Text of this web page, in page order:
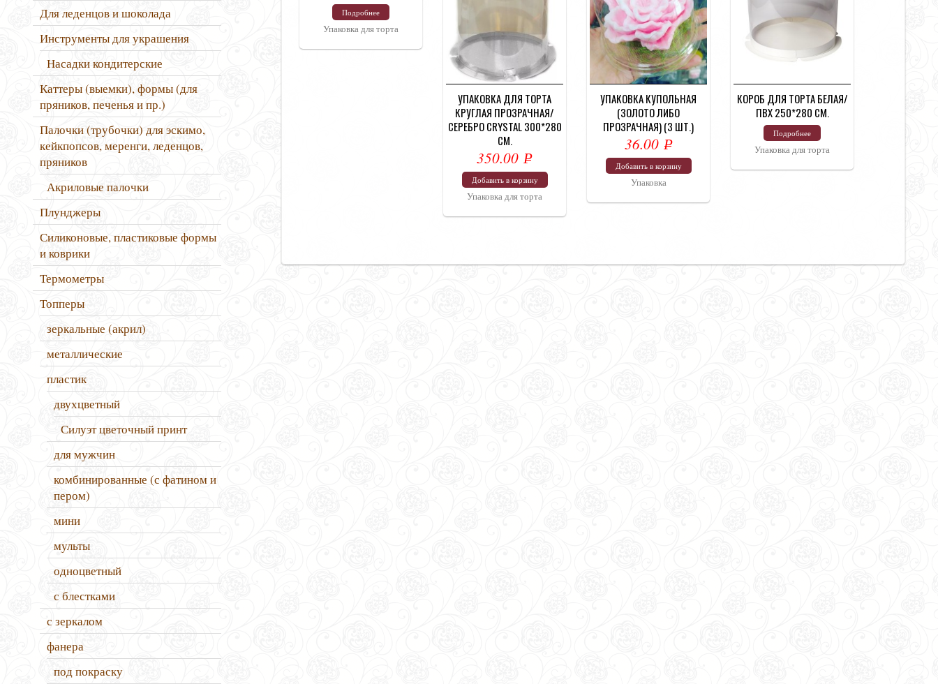
Подробнее
Упаковка для торта
УПАКОВКА ДЛЯ ТОРТА
КРУГЛАЯ ПРОЗРАЧНАЯ/
СЕРЕБРО CRYSTAL 300*280
СМ.
350.00Р
УБ.
Добавить в корзину
Упаковка для торта
УПАКОВКА КУПОЛЬНАЯ
(ЗОЛОТО ЛИБО
ПРОЗРАЧНАЯ) (3 ШТ.)
36.00 Р
УБ.
Добавить в корзину
Упаковка
КОРОБ ДЛЯ ТОРТА БЕЛАЯ/
ПВХ 250*280 СМ.
Подробнее
Упаковка для торта
Для леденцов и шоколада
Инструменты для украшения
Насадки кондитерские
Каттеры (выемки), формы (для
пряников, печенья и пр.)
Палочки (трубочки) для эскимо,
кейкпопсов, меренги, леденцов,
пряников
Акриловые палочки
Плунджеры
Силиконовые, пластиковые формы
и коврики
Термометры
Топперы
зеркальные (акрил)
металлические
пластик
двухцветный
Силуэт цветочный принт
для мужчин
комбинированные (с фатином и
пером)
мини
мульты
одноцветный
с блестками
с зеркалом
фанера
под покраску